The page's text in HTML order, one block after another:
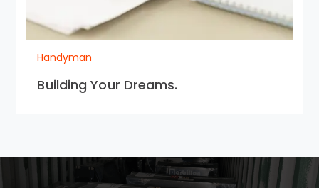
Handyman
Building Your Dreams.